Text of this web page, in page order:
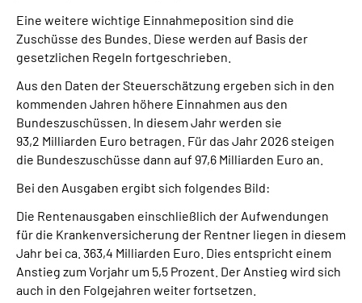
Eine weitere wichtige Einnahmeposition sind die
Zuschüsse des Bundes. Diese werden auf Basis der
gesetzlichen Regeln fortgeschrieben.
Aus den Daten der Steuerschätzung ergeben sich in den
kommenden Jahren höhere Einnahmen aus den
Bundeszuschüssen. In diesem Jahr werden sie
93,2 Milliarden Euro betragen. Für das Jahr 2026 steigen
die Bundeszuschüsse dann auf 97,6 Milliarden Euro an.
Bei den Ausgaben ergibt sich folgendes Bild:
Die Rentenausgaben einschließlich der Aufwendungen
für die Krankenversicherung der Rentner liegen in diesem
Jahr bei ca. 363,4 Milliarden Euro. Dies entspricht einem
Anstieg zum Vorjahr um 5,5 Prozent. Der Anstieg wird sich
auch in den Folgejahren weiter fortsetzen.